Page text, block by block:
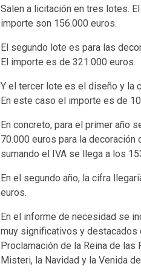
Salen a licitación en tres lotes.
importe son 156.000 euros.
El segundo lote es para las
El importe es de 321.000 euros.
Y el tercer lote es el diseño y la
En este caso el importe es de
En concreto, para el primer año
70.000 euros para la
sumando el IVA se llega a los
En el segundo año, la cifra
euros.
En el informe de necesidad se
muy significativos y destacados
Proclamación de la Reina de
Misteri, la Navidad y la Venida